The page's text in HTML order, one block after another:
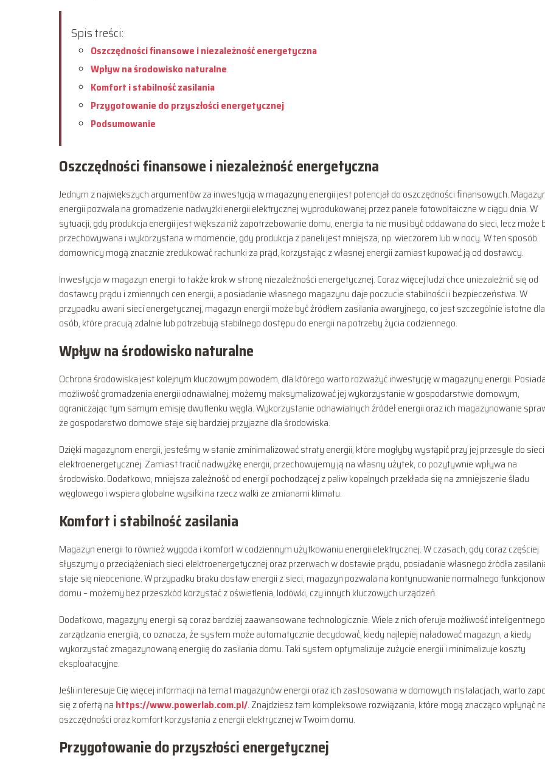
Spis treści:
Oszczędności finansowe i niezależność energetyczna
Wpływ na środowisko naturalne
Komfort i stabilność zasilania
Przygotowanie do przyszłości energetycznej
Podsumowanie
Oszczędności finansowe i niezależność energetyczna
Jednym z największych argumentów za inwestycją w magazyny energii jest potencjał do oszczędności finansowych.
energii pozwala na gromadzenie nadwyżki energii elektrycznej wyprodukowanej przez panele fotowoltaiczne w ciągu dnia. W
sytuacji, gdy produkcja energii jest większa niż zapotrzebowanie domu, energia ta nie musi być oddawana do sieci, lecz może
przechowywana i wykorzystana w momencie, gdy produkcja z paneli jest mniejsza, np. wieczorem lub w nocy. W ten sposób
domownicy mogą znacznie zredukować rachunki za prąd, korzystając z własnej energii zamiast kupować ją od dostawcy.
Inwestycja w magazyn energii to także krok w stronę niezależności energetycznej. Coraz więcej ludzi chce uniezależnić się od
dostawcy prądu i zmiennych cen energii, a posiadanie własnego magazynu daje poczucie stabilności i bezpieczeństwa. W
przypadku awarii sieci energetycznej, magazyn energii może być źródłem zasilania awaryjnego, co jest szczególnie istotne dla
osób, które pracują zdalnie lub potrzebują stabilnego dostępu do energii na potrzeby życia codziennego.
Wpływ na środowisko naturalne
Ochrona środowiska jest kolejnym kluczowym powodem, dla którego warto rozważyć inwestycję w magazyny energii.
możliwość gromadzenia energii odnawialnej, możemy maksymalizować jej wykorzystanie w gospodarstwie domowym,
ograniczając tym samym emisję dwutlenku węgla. Wykorzystanie odnawialnych źródeł energii oraz ich magazynowanie
że gospodarstwo domowe staje się bardziej przyjazne dla środowiska.
Dzięki magazynom energii, jesteśmy w stanie zminimalizować straty energii, które mogłyby wystąpić przy jej przesyle do sieci
elektroenergetycznej. Zamiast tracić nadwyżkę energii, przechowujemy ją na własny użytek, co pozytywnie wpływa na
środowisko. Dodatkowo, mniejsza zależność od energii pochodzącej z paliw kopalnych przekłada się na zmniejszenie śladu
węglowego i wspiera globalne wysiłki na rzecz walki ze zmianami klimatu.
Komfort i stabilność zasilania
Magazyn energii to również wygoda i komfort w codziennym użytkowaniu energii elektrycznej. W czasach, gdy coraz częściej
słyszymy o przeciążeniach sieci elektroenergetycznej oraz przerwach w dostawie prądu, posiadanie własnego źródła
staje się nieocenione. W przypadku braku dostaw energii z sieci, magazyn pozwala na kontynuowanie normalnego
domu – możemy bez przeszkód korzystać z oświetlenia, lodówki, czy innych kluczowych urządzeń.
Dodatkowo, magazyny energii są coraz bardziej zaawansowane technologicznie. Wiele z nich oferuje możliwość inteligentnego
zarządzania energiią, co oznacza, że system może automatycznie decydować, kiedy najlepiej naładować magazyn, a kiedy
wykorzystać zmagazynowaną energiię do zasilania domu. Taki system optymalizuje zużycie energii i minimalizuje koszty
eksploatacyjne.
Jeśli interesuje Cię więcej informacji na temat magazynów energii oraz ich zastosowania w domowych instalacjach, warto
się z ofertą na https://www.powerlab.com.pl/. Znajdziesz tam kompleksowe rozwiązania, które mogą znacząco wpłynąć
oszczędności oraz komfort korzystania z energii elektrycznej w Twoim domu.
Przygotowanie do przyszłości energetycznej